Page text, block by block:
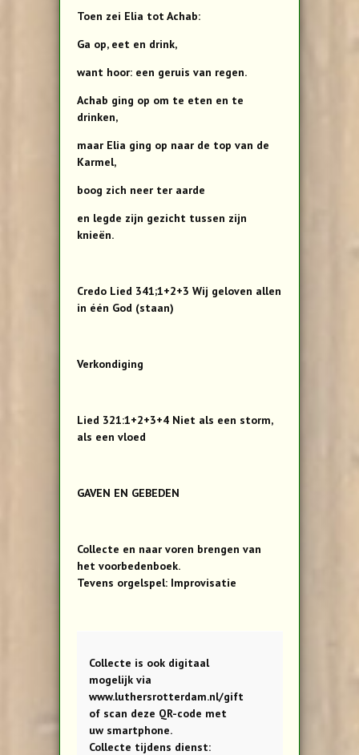
Toen zei Elia tot Achab:
Ga op, eet en drink,
want hoor: een geruis van regen.
Achab ging op om te eten en te
drinken,
maar Elia ging op naar de top van de
Karmel,
boog zich neer ter aarde
en legde zijn gezicht tussen zijn
knieën.
Credo Lied 341;1+2+3 Wij geloven allen
in één God (staan)
Verkondiging
Lied 321:1+2+3+4 Niet als een storm,
als een vloed
GAVEN EN GEBEDEN
Collecte en naar voren brengen van
het voorbedenboek.
Tevens orgelspel: Improvisatie
Collecte is ook digitaal
mogelijk via
www.luthersrotterdam.nl/gift
of scan deze QR-code met
uw smartphone.
Collecte tijdens dienst: